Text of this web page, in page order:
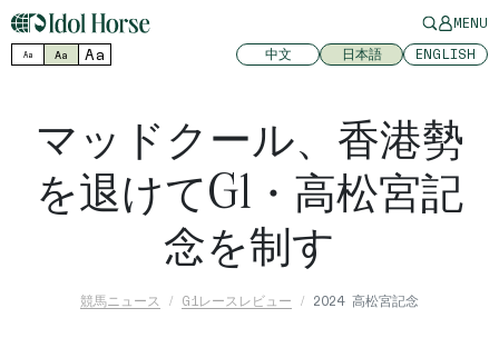
MENU
Aa Aa Aa 中文 日本語 ENGLISH
マッドクール、香港勢
を退けてG1・高松宮記
念を制す
競馬ニュース G1レースレビュー 2024 高松宮記念